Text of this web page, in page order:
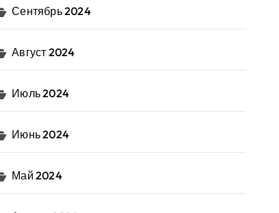
Сентябрь 2024
Август 2024
Июль 2024
Июнь 2024
Май 2024